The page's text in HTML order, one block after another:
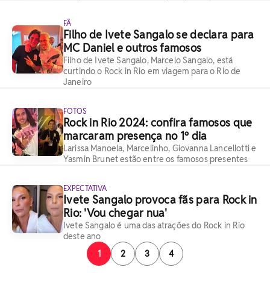
FÃ
Filho de Ivete Sangalo se declara para
MC Daniel e outros famosos
Filho de Ivete Sangalo, Marcelo Sangalo, está
curtindo o Rock in Rio em viagem para o Rio de
Janeiro
FOTOS
Rock in Rio 2024: confira famosos que
marcaram presença no 1º dia
Larissa Manoela, Marcelinho, Giovanna Lancellotti e
Yasmin Brunet estão entre os famosos presentes
EXPECTATIVA
Ivete Sangalo provoca fãs para Rock in
Rio: 'Vou chegar nua'
Ivete Sangalo é uma das atrações do Rock in Rio
deste ano
1
2 3 4